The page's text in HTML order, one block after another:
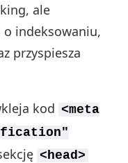
ale
indeksowaniu,
przyspiesza
kod <meta
<head>